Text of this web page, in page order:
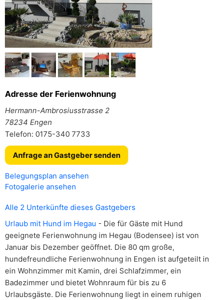
Adresse der Ferienwohnung
Hermann-Ambrosiusstrasse 2
78234 Engen
Telefon: 0175-340 7733
Anfrage an Gastgeber senden
Belegungsplan ansehen
Fotogalerie ansehen
Alle 2 Unterkünfte dieses Gastgebers
Urlaub mit Hund im Hegau - Die für Gäste mit Hund
geeignete Ferienwohnung im Hegau (Bodensee) ist von
Januar bis Dezember geöffnet. Die 80 qm große,
hundefreundliche Ferienwohnung in Engen ist aufgeteilt in
ein Wohnzimmer mit Kamin, drei Schlafzimmer, ein
Badezimmer und bietet Wohnraum für bis zu 6
Urlaubsgäste. Die Ferienwohnung liegt in einem ruhigen